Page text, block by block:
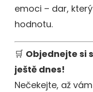
emoci – dar,
hodnotu.
🛒 Objednejte si
ještě dnes!
Nečekejte, až